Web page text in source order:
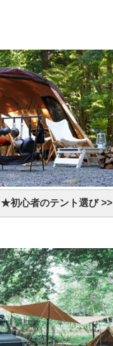
★初心者のテント選び >>